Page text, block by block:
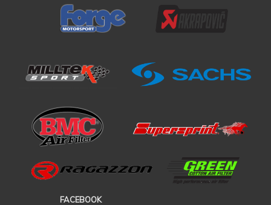
FACEBOOK